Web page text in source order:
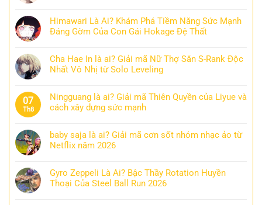
Himawari Là Ai? Khám Phá Tiềm Năng Sức Mạnh
Đáng Gờm Của Con Gái Hokage Đệ Thất
Cha Hae In là ai? Giải mã Nữ Thợ Săn S-Rank Độc
Nhất Vô Nhị từ Solo Leveling
07
Th8
Ningguang là ai? Giải mã Thiên Quyền của Liyue và
cách xây dựng sức mạnh
baby saja là ai? Giải mã cơn sốt nhóm nhạc ảo từ
Netflix năm 2026
Gyro Zeppeli Là Ai? Bậc Thầy Rotation Huyền
Thoại Của Steel Ball Run 2026